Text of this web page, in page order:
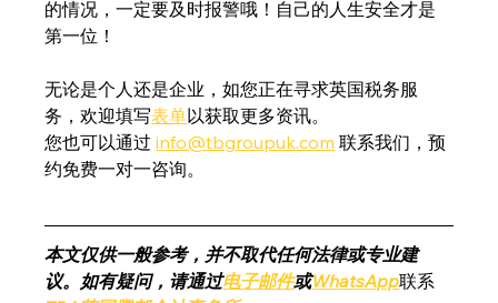
的情况，一定要及时报警哦！自己的人生安全才是
第一位！
无论是个人还是企业，如您正在寻求英国税务服
务，欢迎填写表单以获取更多资讯。
您也可以通过 info@tbgroupuk.com 联系我们，预
约免费一对一咨询。
本文仅供一般参考，并不取代任何法律或专业建
议。如有疑问，请通过电子邮件或WhatsApp联系